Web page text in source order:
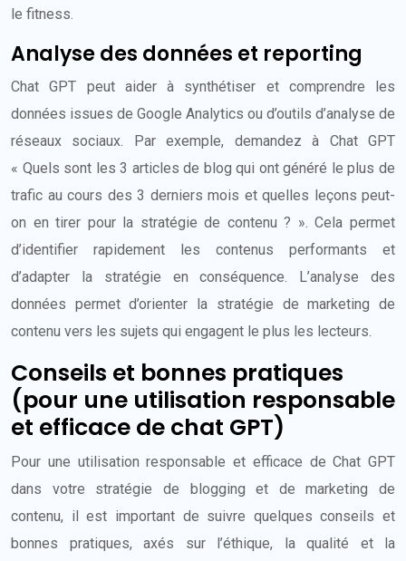
le fitness.
Analyse des données et reporting
Chat GPT peut aider à synthétiser et comprendre les
données issues de Google Analytics ou d’outils d’analyse de
réseaux sociaux. Par exemple, demandez à Chat GPT
« Quels sont les 3 articles de blog qui ont généré le plus de
trafic au cours des 3 derniers mois et quelles leçons peut-
on en tirer pour la stratégie de contenu ? ». Cela permet
d’identifier rapidement les contenus performants et
d’adapter la stratégie en conséquence. L’analyse des
données permet d’orienter la stratégie de marketing de
contenu vers les sujets qui engagent le plus les lecteurs.
Conseils et bonnes pratiques
(pour une utilisation responsable
et efficace de chat GPT)
Pour une utilisation responsable et efficace de Chat GPT
dans votre stratégie de blogging et de marketing de
contenu, il est important de suivre quelques conseils et
bonnes pratiques, axés sur l’éthique, la qualité et la